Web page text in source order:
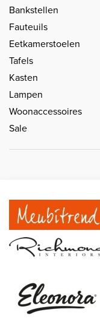
Bankstellen
Fauteuils
Eetkamerstoelen
Tafels
Kasten
Lampen
Woonaccessoires
Sale